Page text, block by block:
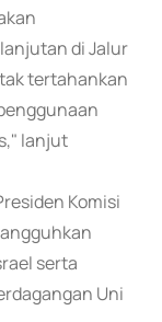
di Jalur
tertahankan
lanjut
Komisi
serta
Uni